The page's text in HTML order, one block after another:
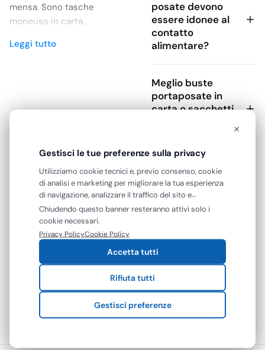
mensa. Sono tasche
monouso in carta,
materiali effetto tessile
tovagliolo già abbinato.
bar con tavoli esterni o
coperti preparati in
anticipo, evitano la
piegatura manuale del
tovagliolo e riducono il
contatto diretto con le
en place. La scelta va
formato della tasca, sul
tovagliolo incluso e sul
contesto d’uso, non solo
Leggi tutto
posate devono
essere idonee al
contatto
alimentare?
Meglio buste
portaposate in
carta o sacchetti
Posso
personalizzare le
buste portaposate
con logo e colori?
Quando evitare le
buste portaposate
fai da te con
tovaglioli?
×
Gestisci le tue preferenze sulla privacy
Utilizziamo cookie tecnici e, previo consenso, cookie
di analisi e marketing per migliorare la tua esperienza
di navigazione, analizzare il traffico del sito e
mostrarti contenuti e pubblicità personalizzati. Puoi
accettare tutti i cookie oppure gestire le tue
preferenze. Puoi modificare o revocare il consenso in
qualsiasi momento.
Chiudendo questo banner resteranno attivi solo i
cookie necessari.
Privacy PolicyCookie Policy
Accetta tutti
Rifiuta tutti
Gestisci preferenze